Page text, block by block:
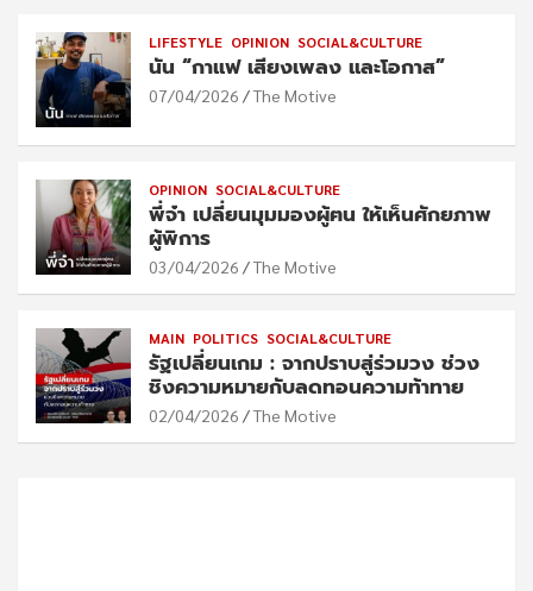
LIFESTYLE OPINION SOCIAL&CULTURE
นัน “กาแฟ เสียงเพลง และโอกาส”
07/04/2026 The Motive
OPINION SOCIAL&CULTURE
พี่จ๋า เปลี่ยนมุมมองผู้ฅน ให้เห็นศักยภาพ
ผู้พิการ
03/04/2026 The Motive
MAIN POLITICS SOCIAL&CULTURE
รัฐเปลี่ยนเกม : จากปราบสู่ร่วมวง ช่วง
ชิงความหมายกับลดทอนความท้าทาย
02/04/2026 The Motive